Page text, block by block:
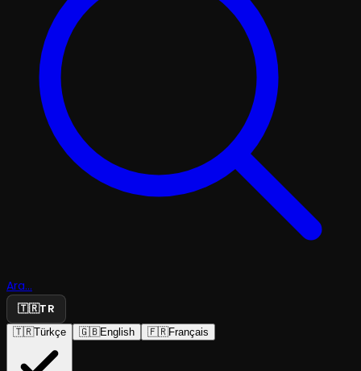
Ara...
🇹🇷TR
🇹🇷Türkçe 🇬🇧English 🇫🇷Français